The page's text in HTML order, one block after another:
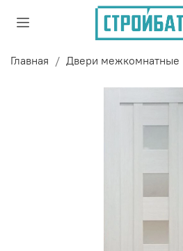
Главная Двери межкомнатные